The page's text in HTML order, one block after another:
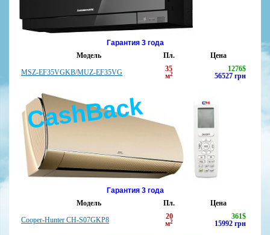
Гарантия 3 года
Модель
Пл.
Цена
MSZ-EF35VGKB/MUZ-EF35VG
35
м2
1276$
56527 грн
CashBack
Гарантия 3 года
Модель
Пл.
Цена
Cooper-Hunter CH-S07GKP8
20
м2
361$
15992 грн